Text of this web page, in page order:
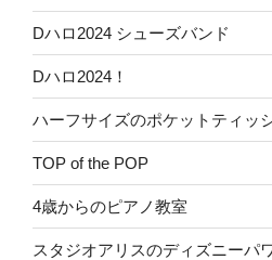
Dハロ2024 シューズバンド
Dハロ2024！
ハーフサイズのポケットティッ
TOP of the POP
4歳からのピアノ教室
スタジオアリスのディズニーパ